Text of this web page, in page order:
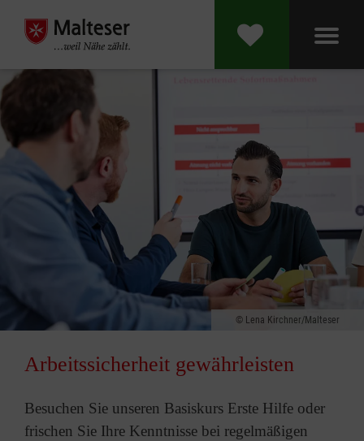
Lena Kirchner/Malteser
Arbeitssicherheit gewährleisten
Besuchen Sie unseren Basiskurs Erste Hilfe oder
frischen Sie Ihre Kenntnisse bei regelmäßigen